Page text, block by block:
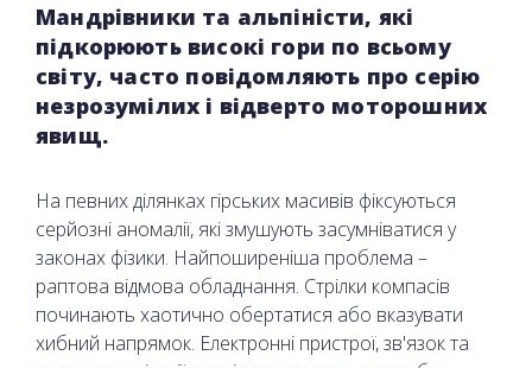
Мандрівники та альпіністи, які
підкорюють високі гори по всьому
світу, часто повідомляють про серію
незрозумілих і відверто моторошних
явищ.
На певних ділянках гірських масивів фіксуються
серйозні аномалії, які змушують засумніватися у
законах фізики. Найпоширеніша проблема –
раптова відмова обладнання. Стрілки компасів
починають хаотично обертатися або вказувати
хибний напрямок. Електронні пристрої, зв'язок та